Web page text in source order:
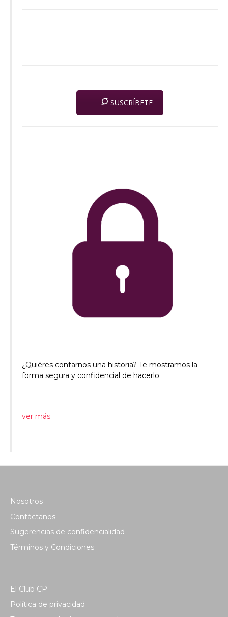
SUSCRÍBETE
¿Quiéres contarnos una historia? Te mostramos la
forma segura y confidencial de hacerlo
ver más
Nosotros
Contáctanos
Sugerencias de confidencialidad
Términos y Condiciones
El Club CP
Política de privacidad